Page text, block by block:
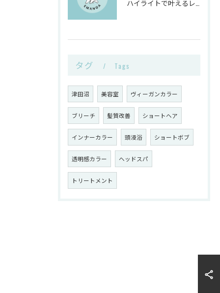
タグ Tags
津田沼 美容室 ヴィーガンカラー
ブリーチ 髪質改善 ショートヘア
インナーカラー 頭浸浴 ショートボブ
透明感カラー ヘッドスパ
トリートメント